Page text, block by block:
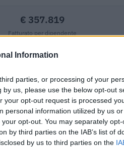
Information
parties, or processing of your
us, please use the below opt-out
your opt-out request is processed
personal information utilized by us
opt-out. You may separately
by third parties on the IAB’s list of
by us to third parties on the
€ 357.819
Fatturato per dipendente
2.371.274 euro (2020–2026).